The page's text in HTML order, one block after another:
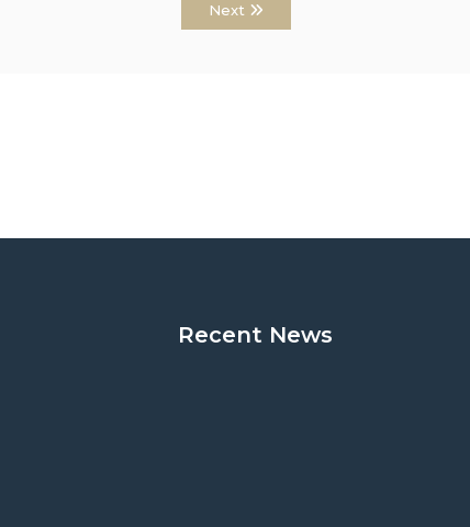
Next
Recent News